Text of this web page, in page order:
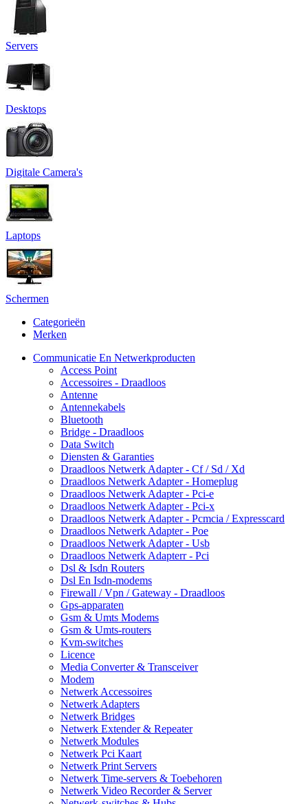
Servers
Desktops
Digitale Camera's
Laptops
Schermen
Categorieën
Merken
Communicatie En Netwerkproducten
Access Point
Accessoires - Draadloos
Antenne
Antennekabels
Bluetooth
Bridge - Draadloos
Data Switch
Diensten & Garanties
Draadloos Netwerk Adapter - Cf / Sd / Xd
Draadloos Netwerk Adapter - Homeplug
Draadloos Netwerk Adapter - Pci-e
Draadloos Netwerk Adapter - Pci-x
Draadloos Netwerk Adapter - Pcmcia / Expresscard
Draadloos Netwerk Adapter - Poe
Draadloos Netwerk Adapter - Usb
Draadloos Netwerk Adapterr - Pci
Dsl & Isdn Routers
Dsl En Isdn-modems
Firewall / Vpn / Gateway - Draadloos
Gps-apparaten
Gsm & Umts Modems
Gsm & Umts-routers
Kvm-switches
Licence
Media Converter & Transceiver
Modem
Netwerk Accessoires
Netwerk Adapters
Netwerk Bridges
Netwerk Extender & Repeater
Netwerk Modules
Netwerk Pci Kaart
Netwerk Print Servers
Netwerk Time-servers & Toebehoren
Netwerk Video Recorder & Server